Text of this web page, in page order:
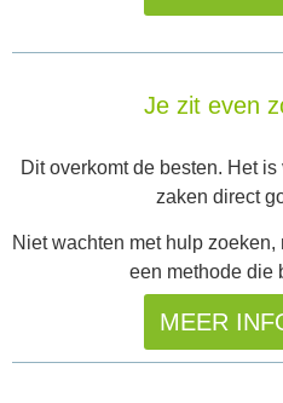
Je zit even
Dit overkomt de besten. Het
zaken direct
Niet wachten met hulp
een methode die
MEER